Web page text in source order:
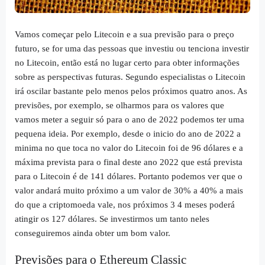
Vamos começar pelo Litecoin e a sua previsão para o preço
futuro, se for uma das pessoas que investiu ou tenciona investir
no Litecoin, então está no lugar certo para obter informações
sobre as perspectivas futuras. Segundo especialistas o Litecoin
irá oscilar bastante pelo menos pelos próximos quatro anos. As
previsões, por exemplo, se olharmos para os valores que
vamos meter a seguir só para o ano de 2022 podemos ter uma
pequena ideia. Por exemplo, desde o inicio do ano de 2022 a
minima no que toca no valor do Litecoin foi de 96 dólares e a
máxima prevista para o final deste ano 2022 que está prevista
para o Litecoin é de 141 dólares. Portanto podemos ver que o
valor andará muito próximo a um valor de 30% a 40% a mais
do que a criptomoeda vale, nos próximos 3 4 meses poderá
atingir os 127 dólares. Se investirmos um tanto neles
conseguiremos ainda obter um bom valor.
Previsões para o Ethereum Classic